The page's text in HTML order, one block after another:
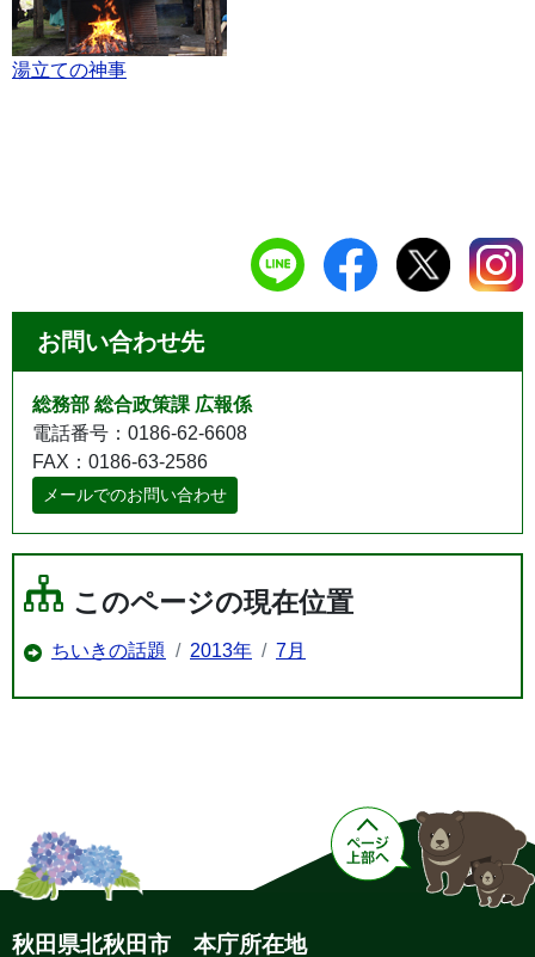
湯立ての神事
お問い合わせ先
総務部 総合政策課 広報係
電話番号：0186-62-6608
FAX：0186-63-2586
メールでのお問い合わせ
このページの現在位置
ちいきの話題 2013年 7月
秋田県北秋田市 本庁所在地